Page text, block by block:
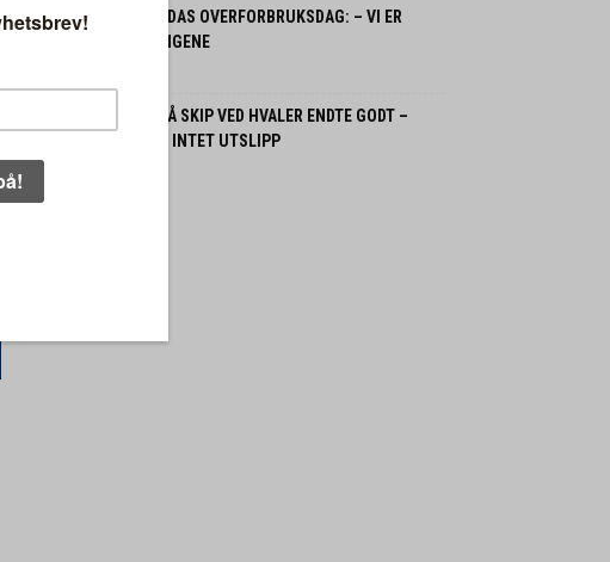
NORGE OG JORDAS OVERFORBRUKSDAG: – VI ER
BLANT VERSTINGENE
EKSPLOSJON PÅ SKIP VED HVALER ENDTE GODT –
INGEN SKADDE, INTET UTSLIPP